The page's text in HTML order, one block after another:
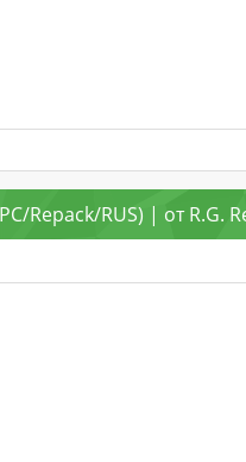
Repack/RUS) | от R.G.